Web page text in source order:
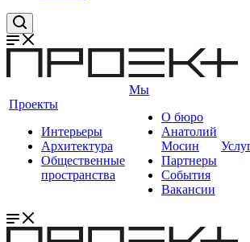
Проекты
Интерьеры
Архитектура
Общественные
пространства
Мы
О бюро
Анатолий
Мосин
Партнеры
События
Вакансии